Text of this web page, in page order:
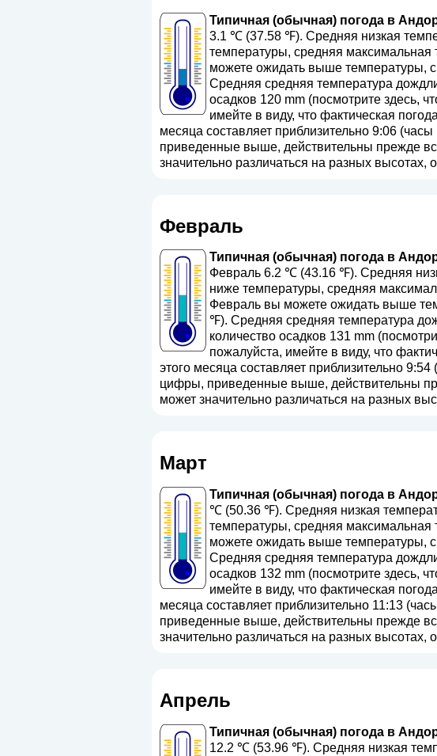
Типичная (обычная) погода в
3.1 ℃ (37.58 ℉). Средняя низкая
температуры, средняя
можете ожидать выше температуры,
Средняя средняя температура
осадков 120 mm (посмотрите здесь,
имейте в виду, что фактическая
месяца составляет приблизительно 9:06
приведенные выше, действительны прежде
значительно различаться на разных высотах,
Февраль
Типичная (обычная) погода в
Февраль 6.2 ℃ (43.16 ℉). Средняя
ниже температуры, средняя
Февраль вы можете ожидать выше
℉). Средняя средняя температура
количество осадков 131 mm (
пожалуйста, имейте в виду, что
этого месяца составляет приблизительно
цифры, приведенные выше, действительны
может значительно различаться на разных
Март
Типичная (обычная) погода в
℃ (50.36 ℉). Средняя низкая
температуры, средняя
можете ожидать выше температуры,
Средняя средняя температура
осадков 132 mm (посмотрите здесь,
имейте в виду, что фактическая
месяца составляет приблизительно 11:13
приведенные выше, действительны прежде
значительно различаться на разных высотах,
Апрель
Типичная (обычная) погода в
12.2 ℃ (53.96 ℉). Средняя низкая